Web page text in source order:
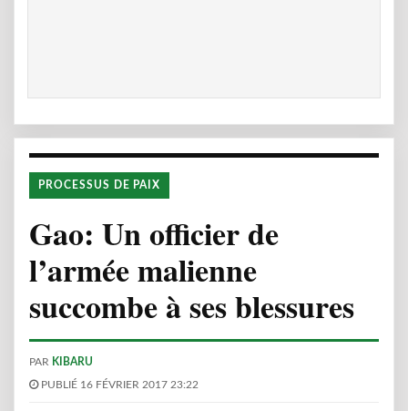
PROCESSUS DE PAIX
Gao: Un officier de
l’armée malienne
succombe à ses blessures
PAR KIBARU
PUBLIÉ 16 FÉVRIER 2017 23:22